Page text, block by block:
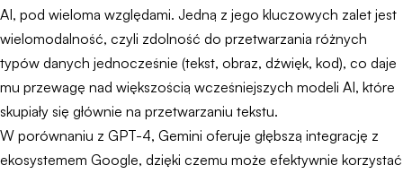
AI, pod wieloma względami. Jedną z jego kluczowych zalet jest
wielomodalność, czyli zdolność do przetwarzania różnych
typów danych jednocześnie (tekst, obraz, dźwięk, kod), co daje
mu przewagę nad większością wcześniejszych modeli AI, które
skupiały się głównie na przetwarzaniu tekstu.
W porównaniu z GPT-4, Gemini oferuje głębszą integrację z
ekosystemem Google, dzięki czemu może efektywnie korzystać